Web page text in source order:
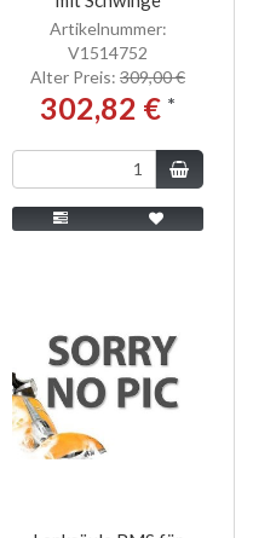
Artikelnummer:
V1514752
Alter Preis: 309,00 €
302,82 € *